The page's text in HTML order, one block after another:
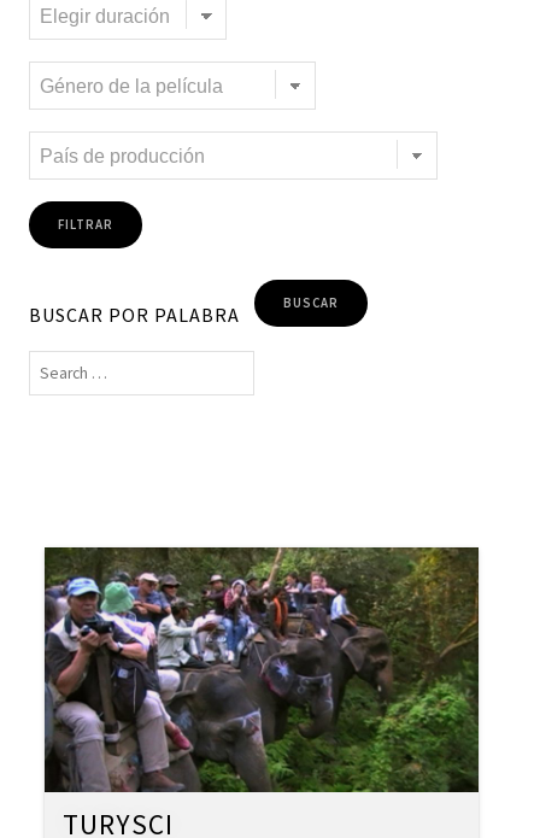
Migración y DD.HH
Migración y globalización
Migración y Pueblos originarios
Migración y recursos naturales
Migración y salud
Movimiento
Mujeres
Niñez
Otredad
Pueblos Originarios
Racialidad
Refugiadxs y solicitantes de asilo
BUSCAR POR PALABRA
TURYSCI